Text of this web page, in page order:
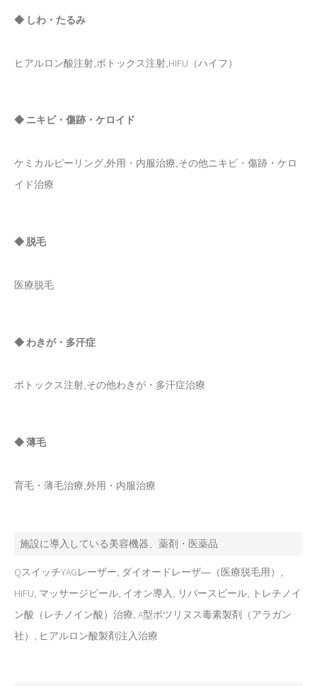
◆ しわ・たるみ
ヒアルロン酸注射,ボトックス注射,HIFU（ハイフ）
◆ ニキビ・傷跡・ケロイド
ケミカルピーリング,外用・内服治療,その他ニキビ・傷跡・ケロ
イド治療
◆ 脱毛
医療脱毛
◆ わきが・多汗症
ボトックス注射,その他わきが・多汗症治療
◆ 薄毛
育毛・薄毛治療,外用・内服治療
施設に導入している美容機器、薬剤・医薬品
QスイッチYAGレーザー, ダイオードレーザ―（医療脱毛用）,
HIFU, マッサージピール, イオン導入, リバースピール, トレチノイ
ン酸（レチノイン酸）治療, A型ボツリヌス毒素製剤（アラガン
社）, ヒアルロン酸製剤注入治療